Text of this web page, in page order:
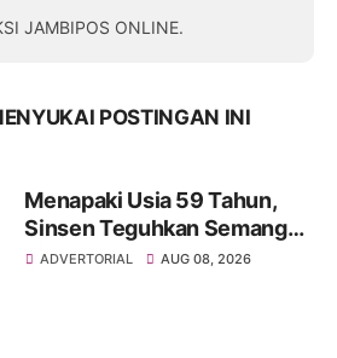
JAMBIPOS ONLINE.
POSTINGAN INI
Menapaki Usia 59 Tahun,
Sinsen Teguhkan Semangat
“Sustainably Growing”
ADVERTORIAL AUG 08, 2026